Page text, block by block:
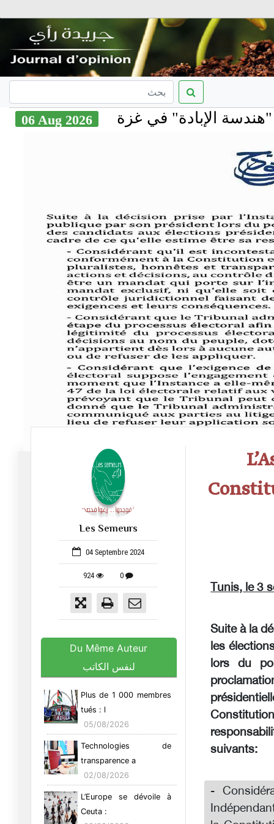
06 Aug 2026 الإبادة" في غزة
Les Semeurs
04 Septembre 2024
924 0
Du Même Auteur
لنفس الكاتب
Plus de 1 000 membres
tués : l
05/08/2026
Technologies de
transparence a
02/08/2026
L’Europe se dévoile à
Ceuta :
Tunis, le 3
Suite à la
les
lors du
suivants:
-